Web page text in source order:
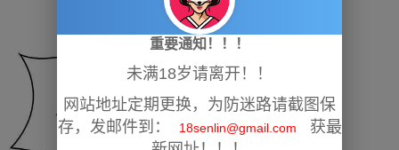
重要通知！！！
未满18岁请离开！！
网站地址定期更换，为防迷路请截图保
存，发邮件到：
18senlin@gmail.com
获最